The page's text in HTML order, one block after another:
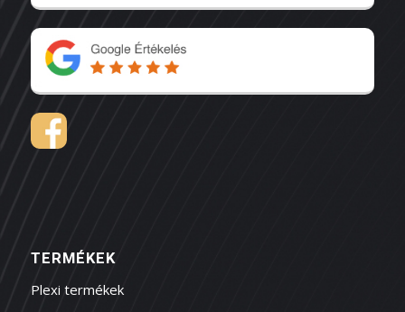
TERMÉKEK
Plexi termékek